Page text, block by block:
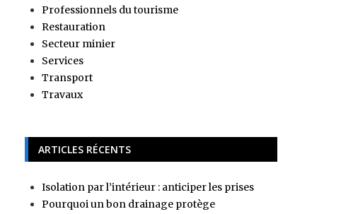
Professionnels du tourisme
Restauration
Secteur minier
Services
Transport
Travaux
ARTICLES RÉCENTS
Isolation par l’intérieur : anticiper les prises
Pourquoi un bon drainage protège